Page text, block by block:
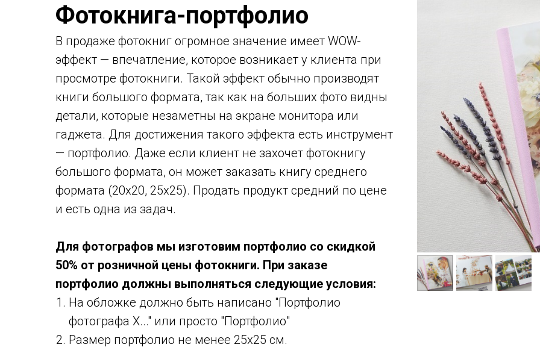
Фотокнига-портфолио
В продаже фотокниг огромное значение имеет WOW-
эффект — впечатление, которое возникает у клиента при
просмотре фотокниги. Такой эффект обычно производят
книги большого формата, так как на больших фото видны
детали, которые незаметны на экране монитора или
гаджета. Для достижения такого эффекта есть инструмент
— портфолио. Даже если клиент не захочет фотокнигу
большого формата, он может заказать книгу среднего
формата (20х20, 25х25). Продать продукт средний по цене
и есть одна из задач.
Для фотографов мы изготовим портфолио со скидкой
50% от розничной цены фотокниги. При заказе
портфолио должны выполняться следующие условия:
На обложке должно быть написано "Портфолио
фотографа Х..." или просто "Портфолио"
Размер портфолио не менее 25х25 см.